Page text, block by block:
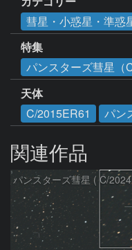
彗星・小惑星・準惑
特集
パンスターズ彗星（
天体
C/2015ER61
パン
関連作品
パ